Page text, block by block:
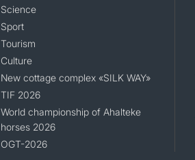
Science
Sport
Tourism
Culture
New cottage complex «SILK WAY»
TIF 2026
World championship of Ahalteke
horses 2026
OGT-2026